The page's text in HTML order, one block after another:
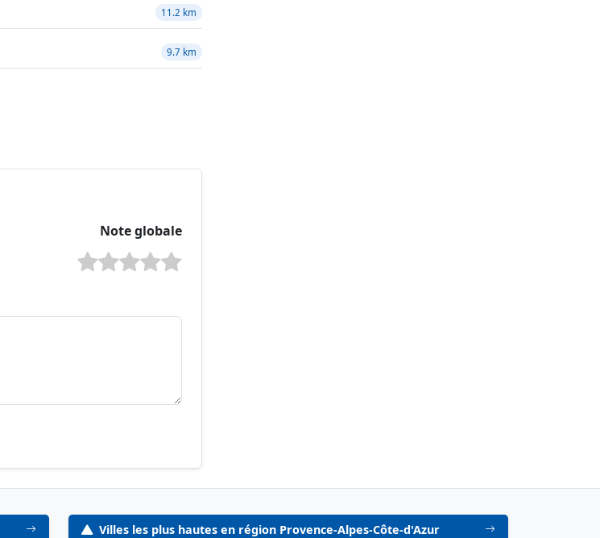
11.2 km
9.7 km
Note globale
Villes les plus hautes en région Provence-Alpes-Côte-d'Azur